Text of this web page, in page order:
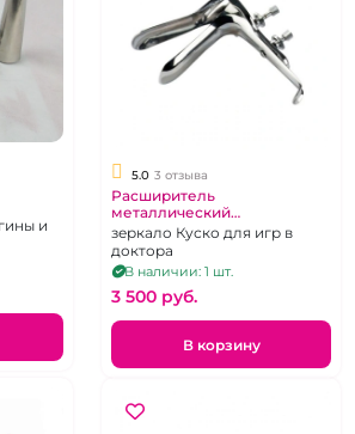
и
5.0 3 отзыва
Расширитель
металлический
вагинальный
зеркало Куско для игр в
доктора
В наличии: 1 шт.
3 500 pуб.
В корзину